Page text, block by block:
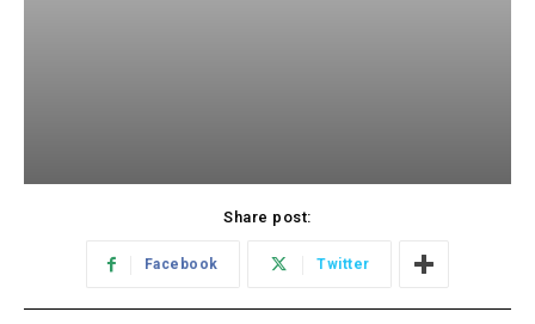
Share post:
Facebook Twitter